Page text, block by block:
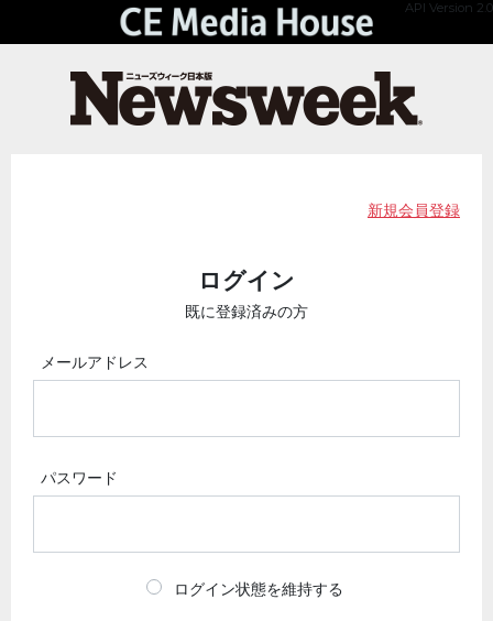
API Version 2.0
新規会員登録
ログイン
既に登録済みの方
メールアドレス
パスワード
ログイン状態を維持する